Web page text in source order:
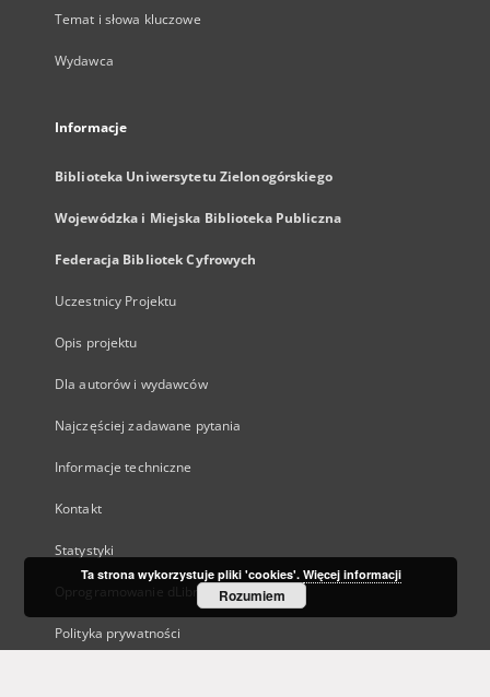
Temat i słowa kluczowe
Wydawca
Informacje
Biblioteka Uniwersytetu Zielonogórskiego
Wojewódzka i Miejska Biblioteka Publiczna
Federacja Bibliotek Cyfrowych
Uczestnicy Projektu
Opis projektu
Dla autorów i wydawców
Najczęściej zadawane pytania
Informacje techniczne
Kontakt
Statystyki
Oprogramowanie dLibra
Polityka prywatności
Ta strona wykorzystuje pliki 'cookies'. Więcej informacji
Rozumiem